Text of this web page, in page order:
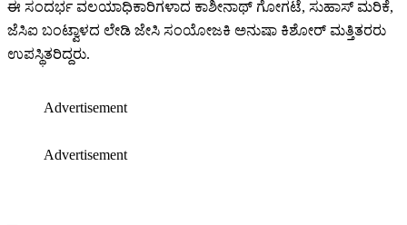
ಈ ಸಂದರ್ಭ ವಲಯಾಧಿಕಾರಿಗಳಾದ ಕಾಶೀನಾಥ್ ಗೋಗಟೆ, ಸುಹಾಸ್ ಮರಿಕೆ,
ಜೆಸಿಐ ಬಂಟ್ವಾಳದ ಲೇಡಿ ಜೇಸಿ ಸಂಯೋಜಕಿ ಅನುಷಾ ಕಿಶೋರ್ ಮತ್ತಿತರರು
ಉಪಸ್ಥಿತರಿದ್ದರು.
Advertisement
Advertisement